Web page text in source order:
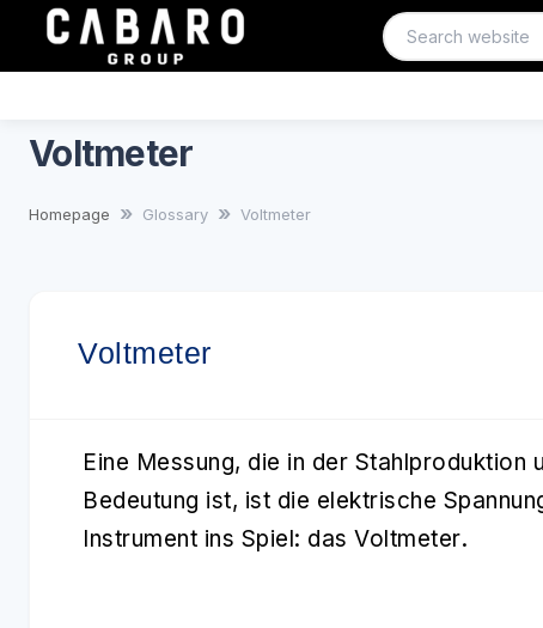
Voltmeter
Homepage Glossary Voltmeter
Voltmeter
Eine Messung, die in der Stahlproduktion
Bedeutung ist, ist die elektrische
Instrument ins Spiel: das Voltmeter.